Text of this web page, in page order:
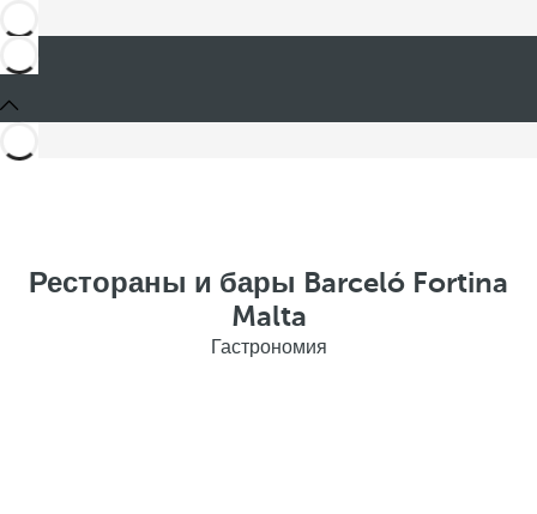
Рестораны и бары Barceló Fortina
Malta
Гастрономия